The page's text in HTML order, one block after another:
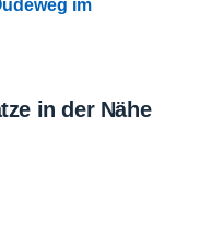
im
in der Nähe